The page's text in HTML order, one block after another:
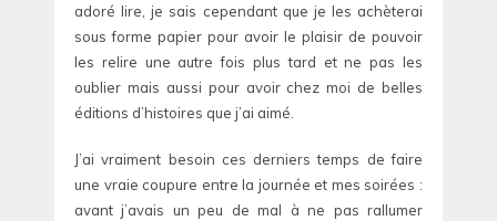
adoré lire, je sais cependant que je les achèterai
sous forme papier pour avoir le plaisir de pouvoir
les relire une autre fois plus tard et ne pas les
oublier mais aussi pour avoir chez moi de belles
éditions d’histoires que j’ai aimé.
J’ai vraiment besoin ces derniers temps de faire
une vraie coupure entre la journée et mes soirées :
avant j’avais un peu de mal à ne pas rallumer